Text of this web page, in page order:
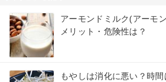
アーモンドミルク(アーモ
メリット・危険性は？
もやしは消化に悪い？時